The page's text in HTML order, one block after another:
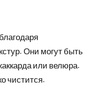
Они могут быть
или велюра.
чистится.